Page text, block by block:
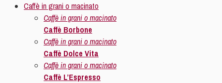
Caffè in grani o macinato
Caffè in grani o macinato
Caffè Borbone
Caffè in grani o macinato
Caffè Dolce Vita
Caffè in grani o macinato
Caffè L’Espresso